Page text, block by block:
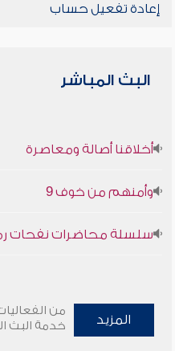
إعادة تفعيل حساب
البث المباشر
أخلاقنا أصالة ومعاصرة
وأمنهم من خوف 9
سلسلة محاضرات نفحات
المزيد
من
خدمة البث